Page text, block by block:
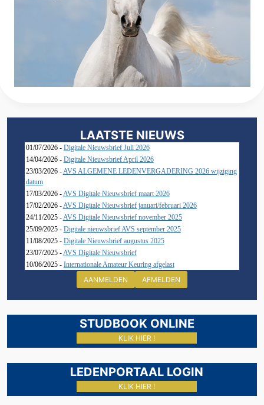
LAATSTE NIEUWS
01/07/2026 - Digitale Nieuwsbrief Juli 2026
14/04/2026 - Digitale Nieuwsbrief April 2026
23/03/2026 -AVS ALGEMENE LEDENVERGADERING 2026 wijziging
datum
17/03/2026 -AVS Digitale Nieuwsbrief maart 2026
17/02/2026 -AVS Digitale Nieuwsbrief januari/februari 2026
24/11/2025 -AVS Digitale Nieuwsbrief november 2025
25/09/2025 - Digitale nieuwsbrief AVS september 2025
11/08/2025 - Digitale Nieuwsbrief augustus 2025
23/07/2025 -AVS Digitale Nieuwsbrief
10/06/2025 - Internationale Amateur Keuring afgelast
AANMELDEN AFMELDEN
STUDBOOK ONLINE
KLIK HIER !
LEDENPORTAAL LOGIN
KLIK HIER !